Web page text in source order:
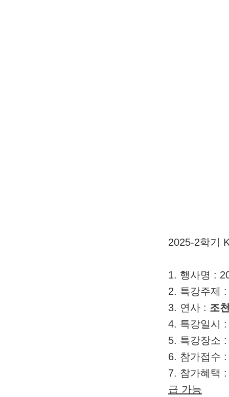
2025-2학기
1. 행사명 :
2. 특강주제
3. 연사 : 조
4. 특강일시
5. 특강장소
6. 참가접수
7. 참가혜택
급 가능